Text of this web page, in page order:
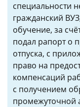
специальности
гражданский
обучение, за
подал рапорт о
отпуска, с
право на
компенсаций
с получением
промежуточной